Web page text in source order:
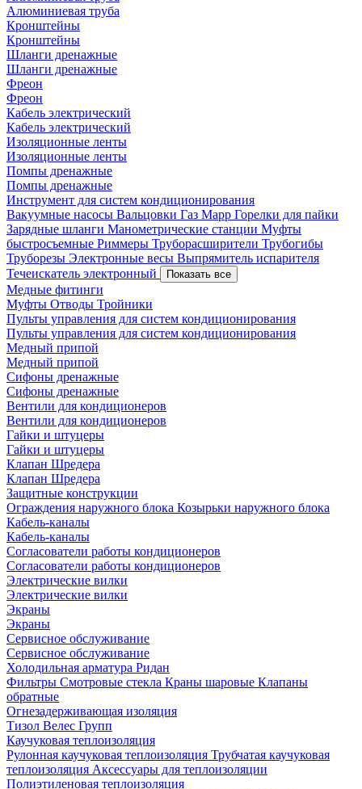
Алюминиевая труба
Кронштейны
Кронштейны
Шланги дренажные
Шланги дренажные
Фреон
Фреон
Кабель электрический
Кабель электрический
Изоляционные ленты
Изоляционные ленты
Помпы дренажные
Помпы дренажные
Инструмент для систем кондиционирования
Вакуумные насосы Вальцовки Газ Mapp Горелки для пайки
Зарядные шланги Манометрические станции Муфты
быстросъемные Риммеры Труборасширители Трубогибы
Труборезы Электронные весы Выпрямитель испарителя
Течеискатель электронный
Показать все
Медные фитинги
Муфты Отводы Тройники
Пульты управления для систем кондиционирования
Пульты управления для систем кондиционирования
Медный припой
Медный припой
Сифоны дренажные
Сифоны дренажные
Вентили для кондиционеров
Вентили для кондиционеров
Гайки и штуцеры
Гайки и штуцеры
Клапан Шредера
Клапан Шредера
Защитные конструкции
Ограждения наружного блока Козырьки наружного блока
Кабель-каналы
Кабель-каналы
Согласователи работы кондиционеров
Согласователи работы кондиционеров
Электрические вилки
Электрические вилки
Экраны
Экраны
Сервисное обслуживание
Сервисное обслуживание
Холодильная арматура Ридан
Фильтры Смотровые стекла Краны шаровые Клапаны
обратные
Огнезадерживающая изоляция
Тизол Велес Групп
Каучуковая теплоизоляция
Рулонная каучуковая теплоизоляция Трубчатая каучуковая
теплоизоляция Аксессуары для теплоизоляции
Полиэтиленовая теплоизоляция